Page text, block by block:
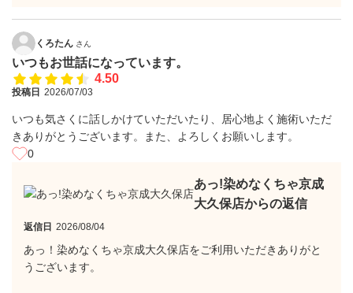
くろたん さん
いつもお世話になっています。
4.50
投稿日 2026/07/03
いつも気さくに話しかけていただいたり、居心地よく施術いただ
きありがとうございます。また、よろしくお願いします。
0
あっ!染めなくちゃ京成
大久保店からの返信
返信日 2026/08/04
あっ！染めなくちゃ京成大久保店をご利用いただきありがと
うございます。